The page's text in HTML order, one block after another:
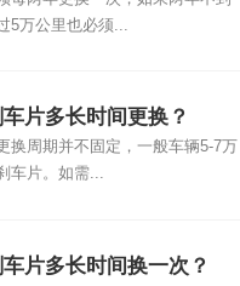
5万公里也必须...
片多长时间更换？
换周期并不固定，一般车辆5-7万
车片。如需...
片多长时间换一次？